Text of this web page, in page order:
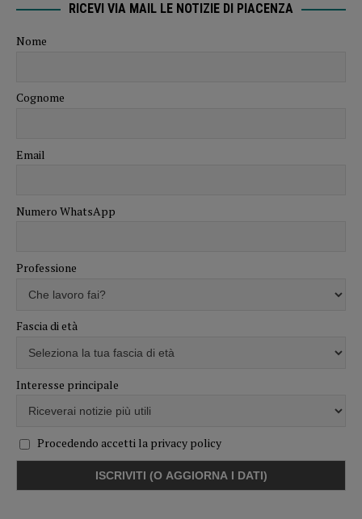
RICEVI VIA MAIL LE NOTIZIE DI PIACENZA
Nome
Cognome
Email
Numero WhatsApp
Professione
Fascia di età
Interesse principale
Procedendo accetti la privacy policy